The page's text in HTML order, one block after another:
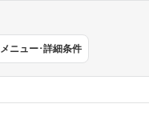
メニュー･詳細条件